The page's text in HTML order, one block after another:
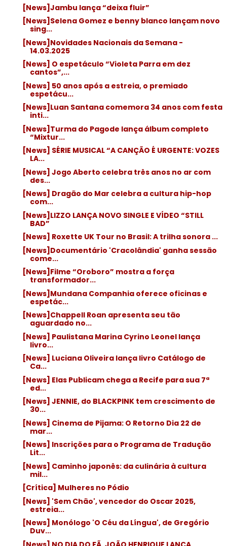
[News]Jambu lança “deixa fluir”
[News]Selena Gomez e benny blanco lançam novo
sing...
[News]Novidades Nacionais da Semana -
14.03.2025
[News] O espetáculo “Violeta Parra em dez
cantos”,...
[News] 50 anos após a estreia, o premiado
espetácu...
[News]Luan Santana comemora 34 anos com festa
inti...
[News]Turma do Pagode lança álbum completo
“Mixtur...
[News] SÉRIE MUSICAL “A CANÇÃO É URGENTE: VOZES
LA...
[News] Jogo Aberto celebra três anos no ar com
des...
[News] Dragão do Mar celebra a cultura hip-hop
com...
[News]LIZZO LANÇA NOVO SINGLE E VÍDEO “STILL
BAD”
[News] Roxette UK Tour no Brasil: A trilha sonora ...
[News]Documentário 'Cracolândia' ganha sessão
come...
[News]Filme “Oroboro” mostra a força
transformador...
[News]Mundana Companhia oferece oficinas e
espetác...
[News]Chappell Roan apresenta seu tão
aguardado no...
[News] Paulistana Marina Cyrino Leonel lança
livro...
[News] Luciana Oliveira lança livro Catálogo de
Ca...
[News] Elas Publicam chega a Recife para sua 7ª
ed...
[News] JENNIE, do BLACKPINK tem crescimento de
30...
[News] Cinema de Pijama: O Retorno Dia 22 de
mar...
[News] Inscrições para o Programa de Tradução
Lit...
[News] Caminho japonês: da culinária à cultura
mil...
[Crítica] Mulheres no Pódio
[News] 'Sem Chão', vencedor do Oscar 2025,
estreia...
[News] Monólogo 'O Céu da Língua', de Gregório
Duv...